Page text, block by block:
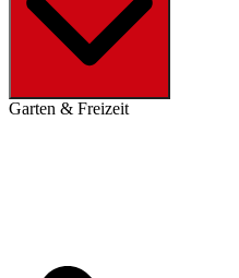
Garten & Freizeit